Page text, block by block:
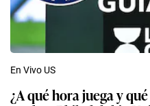
En Vivo US
¿A qué hora juega y